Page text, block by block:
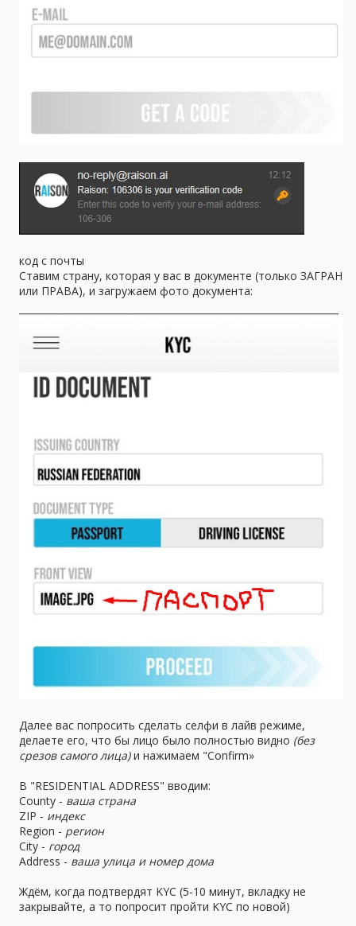
код с почты
Ставим страну, которая у вас в документе (только ЗАГРАН
или ПРАВА), и загружаем фото документа:
Далее вас попросить сделать селфи в лайв режиме,
делаете его, что бы лицо было полностью видно (без
срезов самого лица)и нажимаем "Confirm»
В "RESIDENTIAL ADDRESS" вводим:
County - ваша страна
ZIP - индекс
Region - регион
City - город
Address - ваша улица и номер дома
Ждём, когда подтвердят KYC (5-10 минут, вкладку не
закрывайте, а то попросит пройти KYC по новой)